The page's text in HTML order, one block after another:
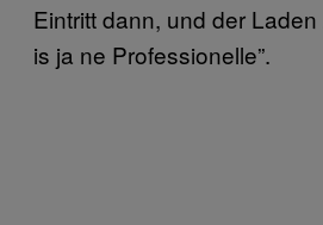
Eintritt dann, und der
is ja ne Professionelle”.